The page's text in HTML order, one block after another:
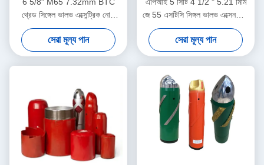
থ্রেড সিঙ্গেল ভালভ এক্সেন্ট্রিক নোজ
ফ্লোট শু তেলক্ষেত্র সিমেন্টিং
অ্যাপ্লিকেশনের জন্য নিবেদিত
সেরা মূল্য পান
জে 55 এসটিসি সিঙ্গল ভালভ এক্সেনট্রিক
নস অ্যালুমিনিয়াম অ্যালোয় ফ্লোট জুতা
তেল শিল্পে ব্যবহারের জন্য ডিজাইন করা
হয়েছে
সেরা মূল্য পান